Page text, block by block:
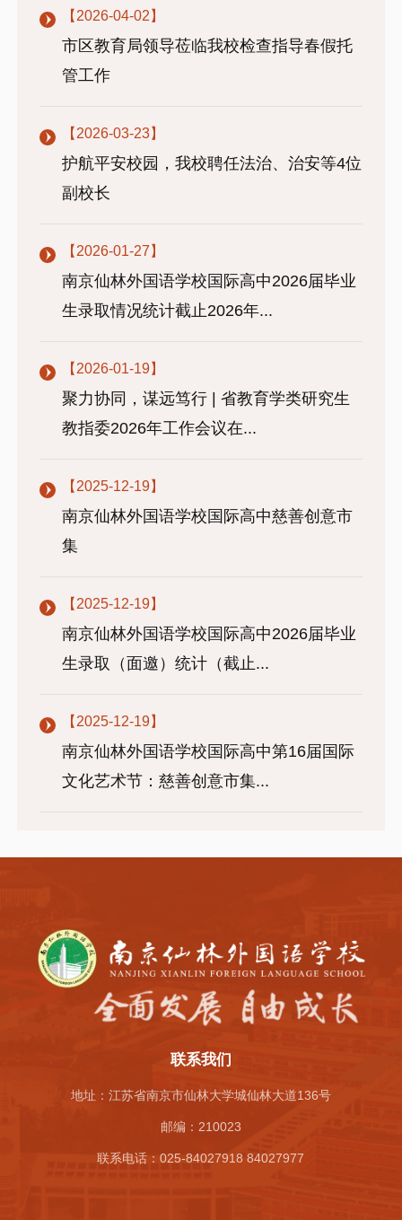
【2026-04-02】
市区教育局领导莅临我校检查指导春假托
管工作
【2026-03-23】
护航平安校园，我校聘任法治、治安等4位
副校长
【2026-01-27】
南京仙林外国语学校国际高中2026届毕业
生录取情况统计截止2026年...
【2026-01-19】
聚力协同，谋远笃行 | 省教育学类研究生
教指委2026年工作会议在...
【2025-12-19】
南京仙林外国语学校国际高中慈善创意市
集
【2025-12-19】
南京仙林外国语学校国际高中2026届毕业
生录取（面邀）统计（截止...
【2025-12-19】
南京仙林外国语学校国际高中第16届国际
文化艺术节：慈善创意市集...
联系我们
地址：江苏省南京市仙林大学城仙林大道136号
邮编：210023
联系电话：025-84027918 84027977